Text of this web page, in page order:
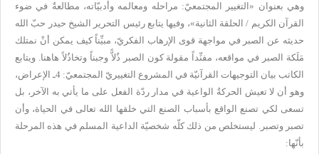
وهي بعنوان «التغيير المجتمعيّ: مراحله ومعالمه وأدبيّاته، مطالعةٌ في ضوء
القرآن الكريم / الحلقة الثانية»، وفيها يتابع رئيس التحرير الشيخ حيدر حبّ الله
حديثه عن الصبر في مواجهة قوى الإرهاب الفكريّ، مبيِّناً كيف يمكن أنْ نمتلك
مَلَكة الصبر في مواقعه، مفنِّداً مقولة كون الصبر ذُلاًّ وجبناً وتخاذُلاً هاهنا. ويتابع
الكاتب بيان التوجيهات القرآنيّة في المشروع التغييريّ المجتمعيّ:
4ـ الإعراض،
وهو أن لا تعيش الحركةُ الواعية في مدار ردّة الفعل على ما يأتي به الآخر، بل
تسعى لكي تصنع الواقع بأسباب الصنع التي خلقها الله تعالى في الحياة، وأن
تصبر وتصبر. ليستخلص من ذلك كلّه شخصيّة الداعية المسلم في هذه المرحلة
بأنّها: